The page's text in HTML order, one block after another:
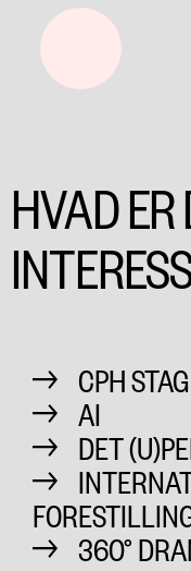
HVAD ER
CPH
AI
DET
360°